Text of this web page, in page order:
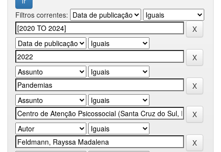
Filtros correntes: